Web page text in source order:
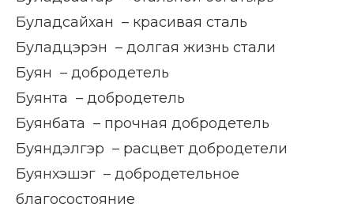
Буладсайхан – красивая сталь
Буладцэрэн – долгая жизнь стали
Буян – добродетель
Буянта – добродетель
Буянбата – прочная добродетель
Буяндэлгэр – расцвет добродетели
Буянхэшэг – добродетельное
благосостояние